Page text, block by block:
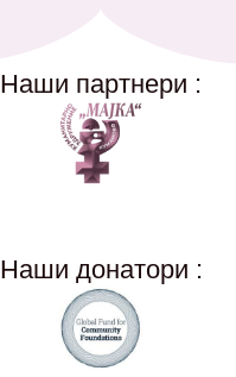
Наши партнери :
Наши донатори :